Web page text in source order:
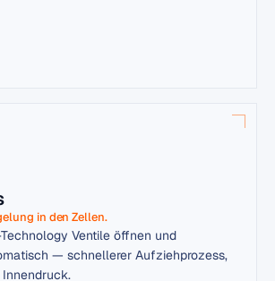
in den Zellen.
Ventile öffnen und
— schnellerer Aufziehprozess,